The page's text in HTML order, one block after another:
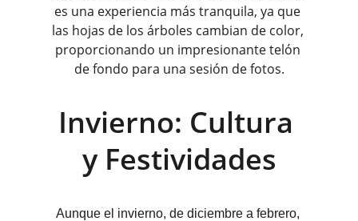
es una experiencia más tranquila, ya que
las hojas de los árboles cambian de color,
proporcionando un impresionante telón
de fondo para una sesión de fotos.
Invierno: Cultura
y Festividades
Aunque el invierno, de diciembre a febrero,